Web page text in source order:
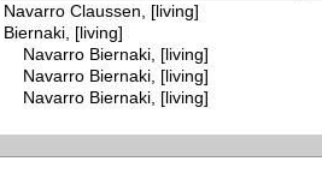
Navarro Claussen, [living]
Biernaki, [living]
Navarro Biernaki, [living]
Navarro Biernaki, [living]
Navarro Biernaki, [living]